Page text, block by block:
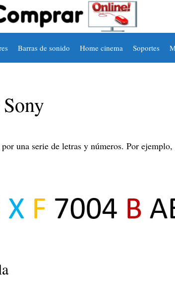
Barras de sonido Home cinema Soportes
una serie de letras y números. Por